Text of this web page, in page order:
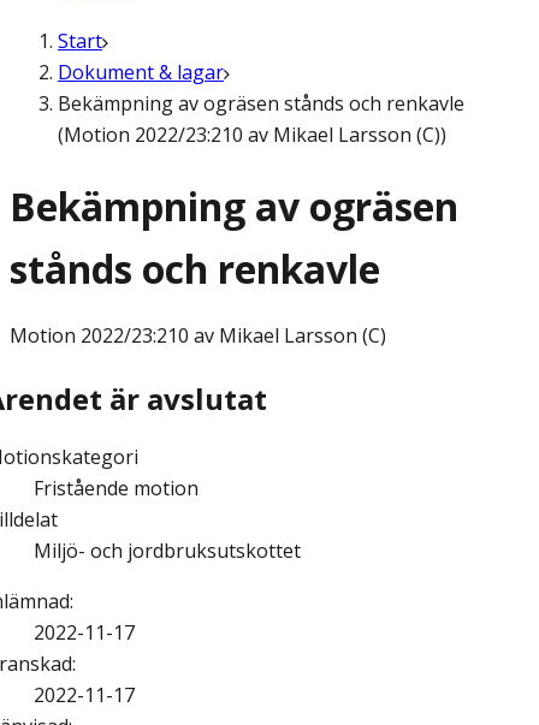
Start
Dokument & lagar
Bekämpning av ogräsen stånds och renkavle
(Motion 2022/23:210 av Mikael Larsson (C))
Bekämpning av ogräsen
stånds och renkavle
Motion 2022/23:210 av Mikael Larsson (C)
är avslutat
Fristående motion
Miljö- och jordbruksutskottet
:
2022-11-17
:
2022-11-17